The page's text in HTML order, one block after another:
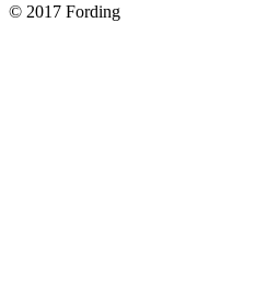
© 2017 Fording